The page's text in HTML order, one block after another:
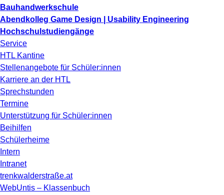
Bauhandwerkschule
Abendkolleg Game Design | Usability Engineering
Hochschulstudiengänge
Service
HTL Kantine
Stellenangebote für Schüler:innen
Karriere an der HTL
Sprechstunden
Termine
Unterstützung für Schüler:innen
Beihilfen
Schülerheime
Intern
Intranet
trenkwalderstraße.at
WebUntis – Klassenbuch